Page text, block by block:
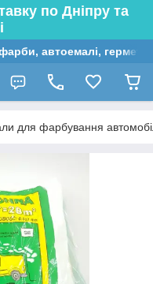
по Дніпру та
автоемалі,
для фарбування